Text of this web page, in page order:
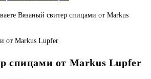
от Markus Lupfer
спицами от Markus Lupfer